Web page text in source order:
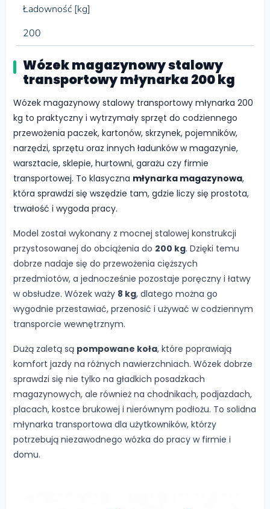
Ładowność [kg]
200
Wózek magazynowy stalowy
transportowy młynarka 200 kg
Wózek magazynowy stalowy transportowy młynarka 200
kg to praktyczny i wytrzymały sprzęt do codziennego
przewożenia paczek, kartonów, skrzynek, pojemników,
narzędzi, sprzętu oraz innych ładunków w magazynie,
warsztacie, sklepie, hurtowni, garażu czy firmie
transportowej. To klasyczna młynarka magazynowa,
która sprawdzi się wszędzie tam, gdzie liczy się prostota,
trwałość i wygoda pracy.
Model został wykonany z mocnej stalowej konstrukcji
przystosowanej do obciążenia do 200 kg. Dzięki temu
dobrze nadaje się do przewożenia cięższych
przedmiotów, a jednocześnie pozostaje poręczny i łatwy
w obsłudze. Wózek waży 8 kg, dlatego można go
wygodnie przestawiać, przenosić i używać w codziennym
transporcie wewnętrznym.
Dużą zaletą są pompowane koła, które poprawiają
komfort jazdy na różnych nawierzchniach. Wózek dobrze
sprawdzi się nie tylko na gładkich posadzkach
magazynowych, ale również na chodnikach, podjazdach,
placach, kostce brukowej i nierównym podłożu. To solidna
młynarka transportowa dla użytkowników, którzy
potrzebują niezawodnego wózka do pracy w firmie i
domu.